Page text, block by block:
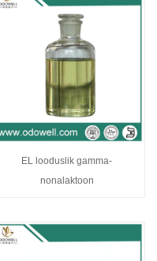
EL looduslik gamma-
nonalaktoon